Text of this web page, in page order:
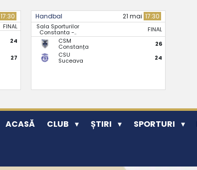
17:30
FINAL
24
27
Handbal 21 mai 17:30
Sala Sporturilor
Constanta -..
FINAL
CSM
Constanța
26
CSU
Suceava 24
ACASĂ CLUB ȘTIRI SPORTURI